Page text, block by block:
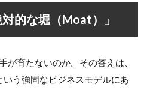
的な堀（Moat）」
が育たないのか。その答えは、
う強固なビジネスモデルにあ